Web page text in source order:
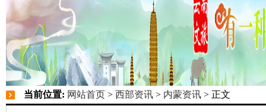
当前位置: 网站首页 > 西部资讯 > 内蒙资讯 > 正文